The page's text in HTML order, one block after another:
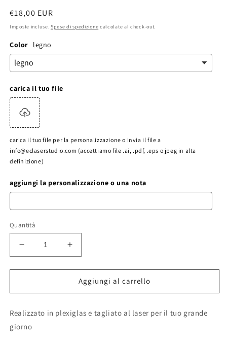
Prezzo
di
€18,00 EUR
Imposte incluse. Spese di spedizione calcolate al check-out.
Color legno
carica il tuo file
carica il tuo file per la personalizzazione o invia il file a
info@eclaserstudio.com (accettiamo file .ai, .pdf, .eps o jpeg in alta
definizione)
aggiungi la personalizzazione o una nota
Quantità
Diminuisci
quantità
per
topper
forever
and
Aumenta
quantità
per
cake
topper
forever
Aggiungi al carrello
Realizzato in plexiglas e tagliato al laser per il tuo grande
giorno